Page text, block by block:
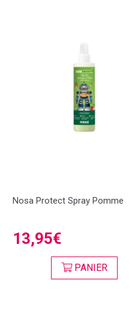
Nosa Protect Spray Pomme
13,95€
PANIER